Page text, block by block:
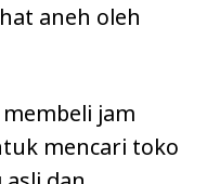
aneh oleh
jam
mencari toko